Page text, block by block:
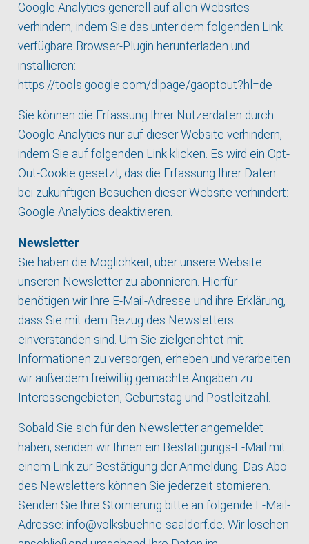
Google Analytics generell auf allen Websites
verhindern, indem Sie das unter dem folgenden Link
verfügbare Browser-Plugin herunterladen und
installieren:
https://tools.google.com/dlpage/gaoptout?hl=de
Sie können die Erfassung Ihrer Nutzerdaten durch
Google Analytics nur auf dieser Website verhindern,
indem Sie auf folgenden Link klicken. Es wird ein Opt-
Out-Cookie gesetzt, das die Erfassung Ihrer Daten
bei zukünftigen Besuchen dieser Website verhindert:
Google Analytics deaktivieren.
Newsletter
Sie haben die Möglichkeit, über unsere Website
unseren Newsletter zu abonnieren. Hierfür
benötigen wir Ihre E-Mail-Adresse und ihre Erklärung,
dass Sie mit dem Bezug des Newsletters
einverstanden sind. Um Sie zielgerichtet mit
Informationen zu versorgen, erheben und verarbeiten
wir außerdem freiwillig gemachte Angaben zu
Interessengebieten, Geburtstag und Postleitzahl.
Sobald Sie sich für den Newsletter angemeldet
haben, senden wir Ihnen ein Bestätigungs-E-Mail mit
einem Link zur Bestätigung der Anmeldung. Das Abo
des Newsletters können Sie jederzeit stornieren.
Senden Sie Ihre Stornierung bitte an folgende E-Mail-
Adresse: info@volksbuehne-saaldorf.de. Wir löschen